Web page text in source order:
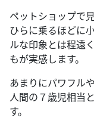
ペットショップで
ひらに乗るほどに
ルな印象とは程遠
もが実感します。
あまりにパワフル
人間の７歳児相当
す。